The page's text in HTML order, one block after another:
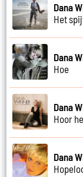
Dana
Het
Dana
Hoe
Dana
Hoor
Dana